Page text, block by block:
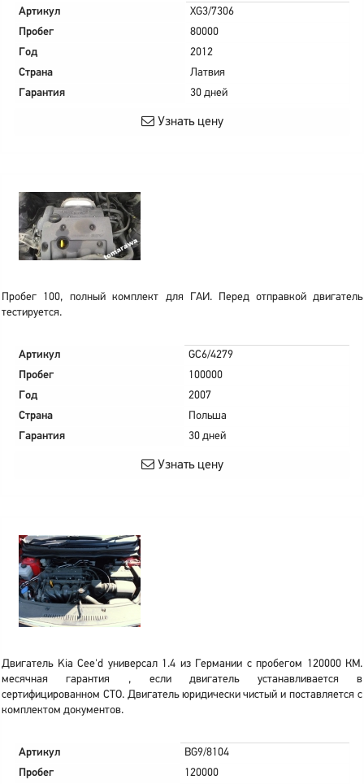
Артикул
XG3/7306
Пробег
80000
Год
2012
Страна
Латвия
Гарантия
30 дней
Узнать цену
Пробег 100, полный комплект для ГАИ. Перед отправкой двигатель
тестируется.
Артикул
GC6/4279
Пробег
100000
Год
2007
Страна
Польша
Гарантия
30 дней
Узнать цену
Двигатель Kia Cee'd универсал 1.4 из Германии с пробегом 120000 КМ.
месячная гарантия , если двигатель устанавливается в
сертифицированном СТО. Двигатель юридически чистый и поставляется с
комплектом документов.
Артикул
BG9/8104
Пробег
120000